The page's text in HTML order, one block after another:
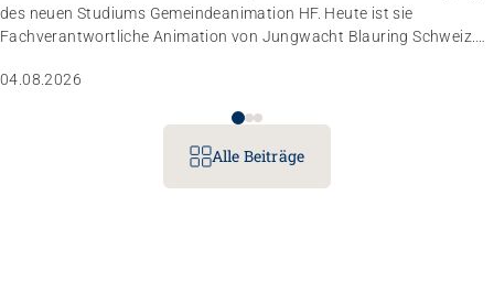
des neuen Studiums Gemeindeanimation HF. Heute ist sie
Fachverantwortliche Animation von Jungwacht Blauring Schweiz.
gemanagt hat, wartet nun ihr persönliches Grossprojekt.
04.08.2026
Alle Beiträge